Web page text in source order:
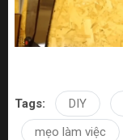
Tags: DIY
mẹo làm việc